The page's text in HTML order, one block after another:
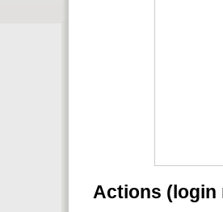
Actions (login